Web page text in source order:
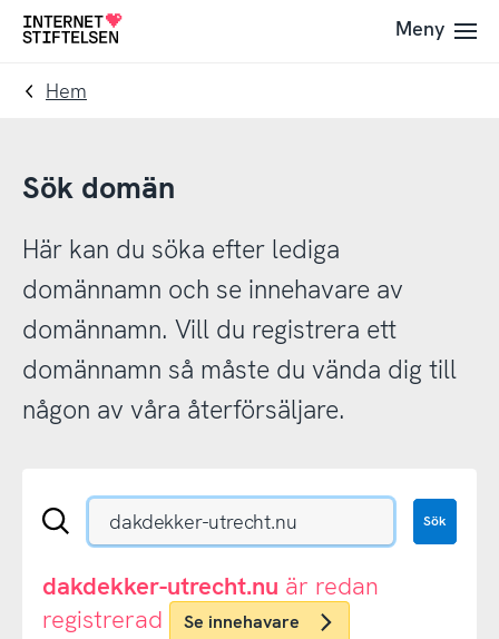
Till
navigering
Till
innehåll
Till
Meny
Hem
Sök domän
Här kan du söka efter lediga
domännamn och se innehavare av
domännamn. Vill du registrera ett
domännamn så måste du vända dig till
någon av våra återförsäljare.
Sök
eller
domän
Sök
dakdekker-utrecht.nu är redan
registrerad
Se innehavare